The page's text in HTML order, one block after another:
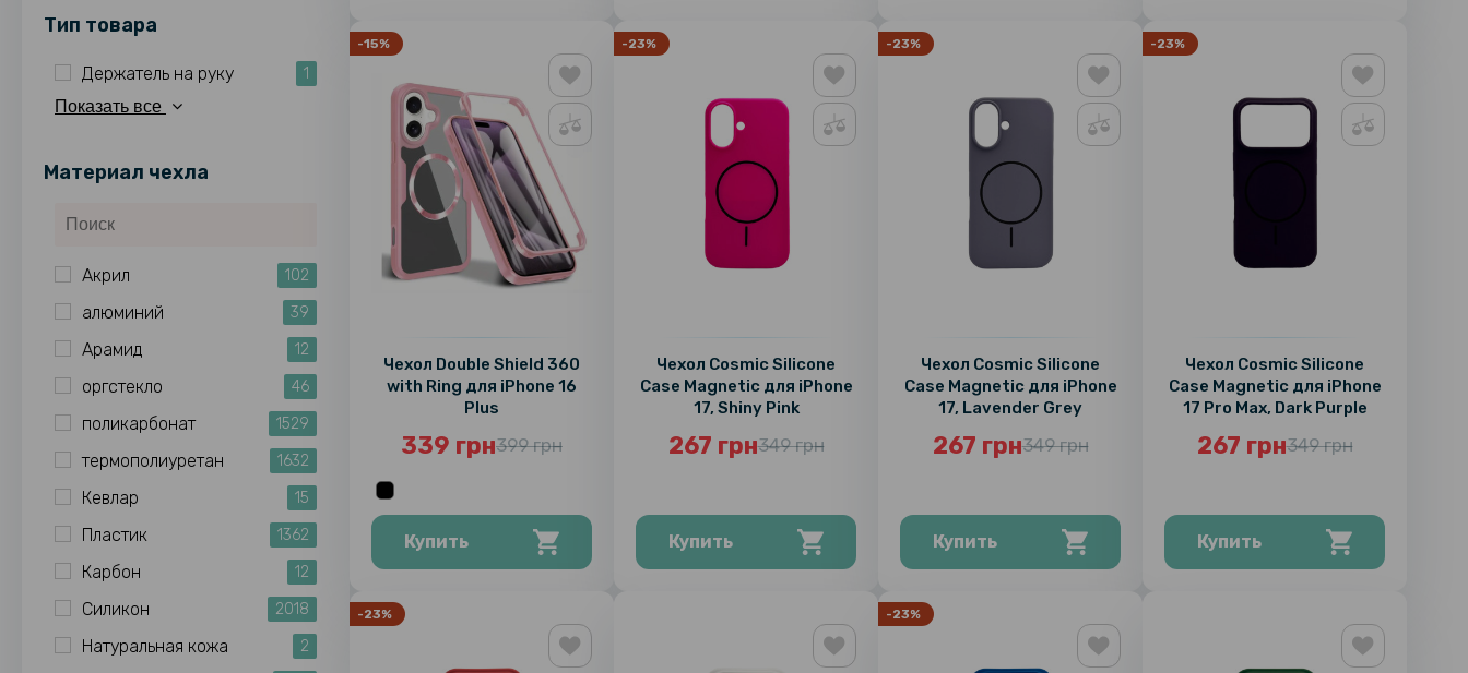
Тип товара
Держатель на руку
1
Показать все
Материал чехла
Акрил 102
алюминий 39
Арамид 12
оргстекло 46
поликарбонат 1529
термополиуретан 1632
Кевлар 15
Пластик 1362
Карбон 12
Силикон 2018
Натуральная кожа 2
-15%
Чехол Double Shield 360
with Ring для iPhone 16
Plus
339 грн399 грн
Купить
-23%
Чехол Cosmic Silicone
Case Magnetic для iPhone
17, Shiny Pink
267 грн349 грн
Купить
-23%
Чехол Cosmic Silicone
Case Magnetic для iPhone
17, Lavender Grey
267 грн349 грн
Купить
-23%
Чехол Cosmic Silicone
Case Magnetic для iPhone
17 Pro Max, Dark Purple
267 грн349 грн
Купить
-23% -23%